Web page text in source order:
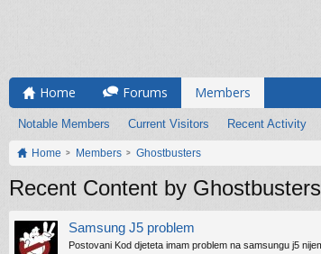
Home Forums Members
Notable Members Current Visitors Recent Activity
Home Members Ghostbusters
Recent Content by Ghostbusters
Samsung J5 problem
Postovani Kod djeteta imam problem na samsungu j5